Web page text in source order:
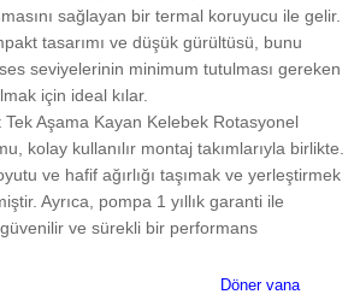
sağlayan bir termal koruyucu ile gelir.
tasarımı ve düşük gürültüsü, bunu
seviyelerinin minimum tutulması gereken
için ideal kılar.
Aşama Kayan Kelebek Rotasyonel
kolay kullanılır montaj takımlarıyla birlikte.
ve hafif ağırlığı taşımak ve yerleştirmek
Ayrıca, pompa 1 yıllık garanti ile
ve sürekli bir performans
Döner vana